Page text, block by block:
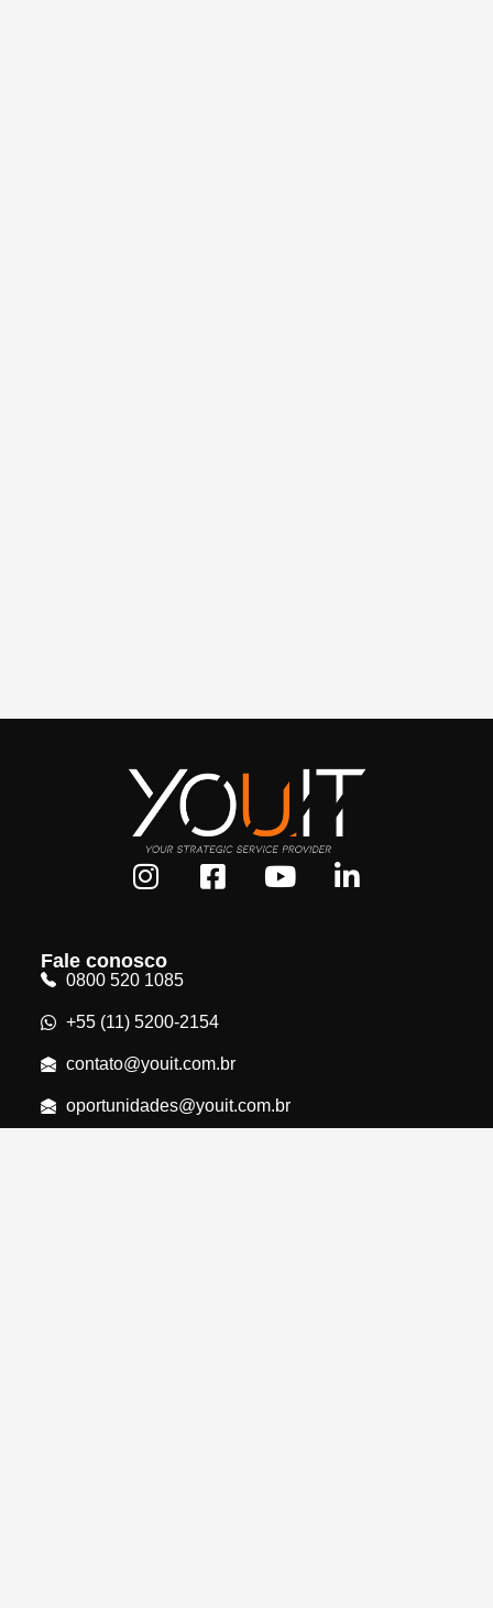
Fale conosco
0800 520 1085
+55 (11) 5200-2154
contato@youit.com.br
oportunidades@youit.com.br